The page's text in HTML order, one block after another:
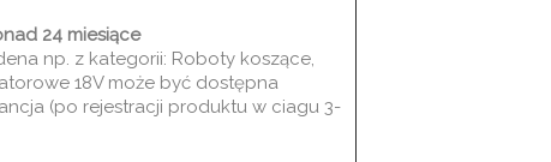
24 miesiące
np. z kategorii: Roboty koszące,
18V może być dostępna
(po rejestracji produktu w ciagu 3-